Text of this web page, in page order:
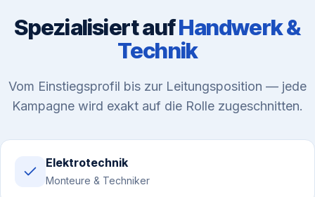
Spezialisiert aufHandwerk &
Technik
Vom Einstiegsprofil bis zur Leitungsposition — jede
Kampagne wird exakt auf die Rolle zugeschnitten.
Elektrotechnik
Monteure & Techniker